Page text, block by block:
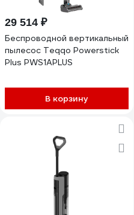
29 514 ₽
Беспроводной вертикальный
пылесос Teqqo Powerstick
Plus PWS1APLUS
В корзину